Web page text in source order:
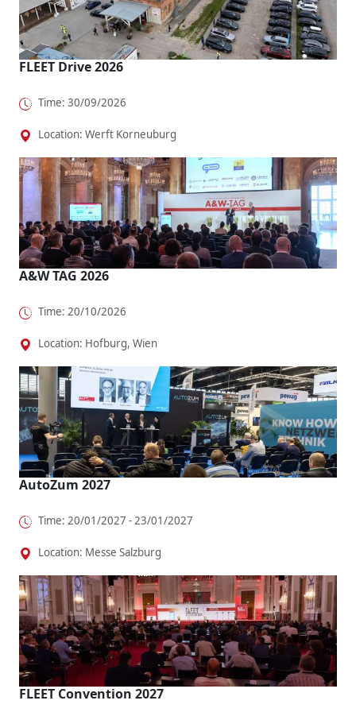
FLEET Drive 2026
Time: 30/09/2026
Location: Werft Korneuburg
A&W TAG 2026
Time: 20/10/2026
Location: Hofburg, Wien
AutoZum 2027
Time: 20/01/2027 - 23/01/2027
Location: Messe Salzburg
FLEET Convention 2027